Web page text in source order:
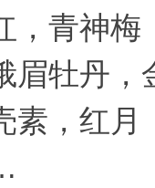
，青神
眉牡丹
素，红